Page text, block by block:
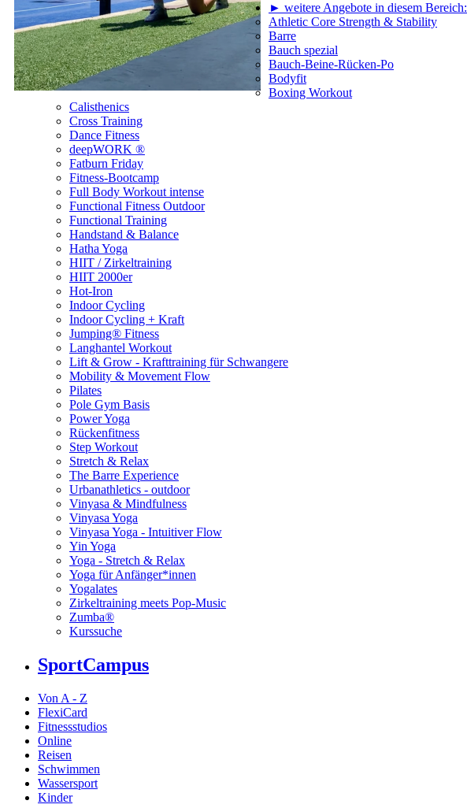
► weitere Angebote in diesem Bereich:
Athletic Core Strength & Stability
Barre
Bauch spezial
Bauch-Beine-Rücken-Po
Bodyfit
Boxing Workout
Calisthenics
Cross Training
Dance Fitness
deepWORK ®
Fatburn Friday
Fitness-Bootcamp
Full Body Workout intense
Functional Fitness Outdoor
Functional Training
Handstand & Balance
Hatha Yoga
HIIT / Zirkeltraining
HIIT 2000er
Hot-Iron
Indoor Cycling
Indoor Cycling + Kraft
Jumping® Fitness
Langhantel Workout
Lift & Grow - Krafttraining für Schwangere
Mobility & Movement Flow
Pilates
Pole Gym Basis
Power Yoga
Rückenfitness
Step Workout
Stretch & Relax
The Barre Experience
Urbanathletics - outdoor
Vinyasa & Mindfulness
Vinyasa Yoga
Vinyasa Yoga - Intuitiver Flow
Yin Yoga
Yoga - Stretch & Relax
Yoga für Anfänger*innen
Yogalates
Zirkeltraining meets Pop-Music
Zumba®
Kurssuche
SportCampus
Von A - Z
FlexiCard
Fitnessstudios
Online
Reisen
Schwimmen
Wassersport
Kinder